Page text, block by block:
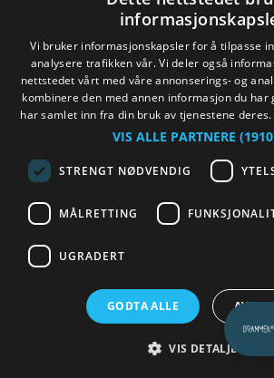
Akebakker
Sted
Drammen
Drammen har mange fine
mat og kos dere ute!
Vi bruker informasjonskapsler for å tilpasse
analysere trafikken vår. Vi deler også
nettstedet vårt med våre annonserings- og
kombinere den med annen informasjon du har
har samlet inn fra din bruk av tjenestene deres.
VIS ALLE PARTNERE
STRENGT NØDVENDIG
MÅLRETTING
UGRADERT
GODTA ALLE AVVIS
VIS DETALJER